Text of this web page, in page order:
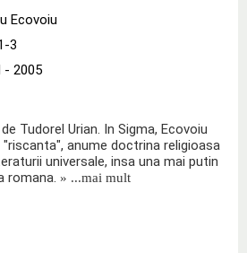
Ecovoiu
3
- 2005
Tudorel Urian. In Sigma, Ecovoiu
anume doctrina religioasa
universale, insa una mai putin
romana. » ...mai mult